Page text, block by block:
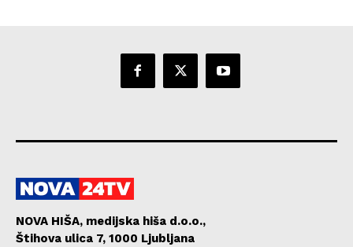
NOVA HIŠA, medijska hiša d.o.o.,
Štihova ulica 7, 1000 Ljubljana